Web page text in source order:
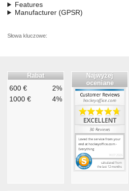
Features
Manufacturer (GPSR)
Słowa kluczowe:
Rabat
600 €
2%
1000 €
4%
Najwyżej
oceniane